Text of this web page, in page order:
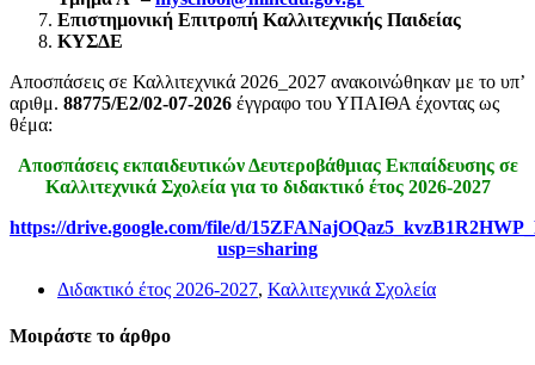
Επιστημονική Επιτροπή Καλλιτεχνικής Παιδείας
ΚΥΣΔΕ
Αποσπάσεις σε Καλλιτεχνικά 2026_2027 ανακοινώθηκαν με το υπ’
αριθμ. 88775/Ε2/02-07-2026 έγγραφο του ΥΠΑΙΘΑ έχοντας ως
θέμα:
Αποσπάσεις εκπαιδευτικών Δευτεροβάθμιας Εκπαίδευσης σε
Καλλιτεχνικά Σχολεία για το διδακτικό έτος 2026-2027
https://drive.google.com/file/d/
usp=sharing
Διδακτικό έτος 2026-2027, Καλλιτεχνικά Σχολεία
Μοιράστε το άρθρο